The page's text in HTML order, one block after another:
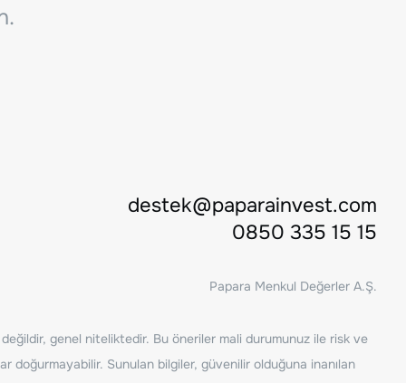
destek@paparainvest.com
0850 335 15 15
Papara Menkul Değerler A.Ş.
değildir, genel niteliktedir. Bu öneriler mali durumunuz ile risk ve
doğurmayabilir. Sunulan bilgiler, güvenilir olduğuna inanılan